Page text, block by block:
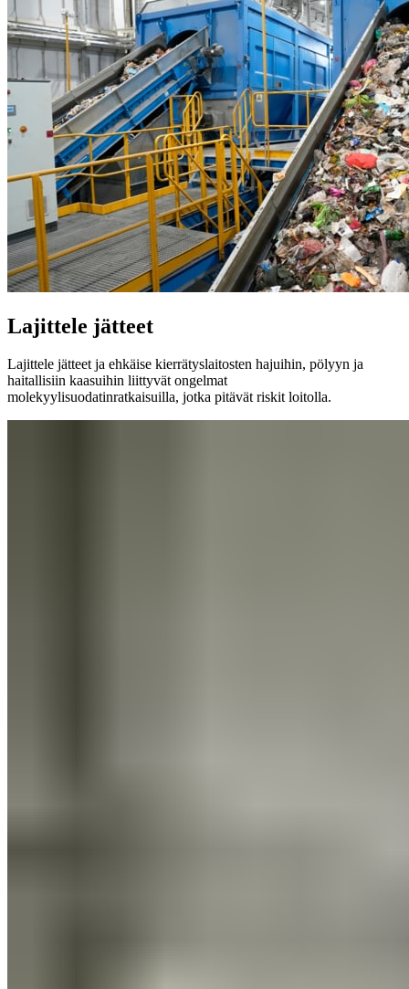
Lajittele jätteet
Lajittele jätteet ja ehkäise kierrätyslaitosten hajuihin, pölyyn ja
haitallisiin kaasuihin liittyvät ongelmat
molekyylisuodatinratkaisuilla, jotka pitävät riskit loitolla.